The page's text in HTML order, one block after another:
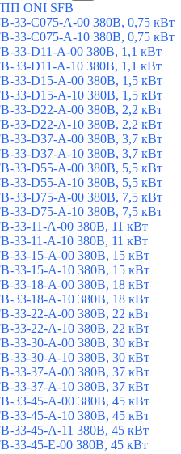
ONI SFB
33-C075-A-00 380В, 0,75 кВт
33-C075-A-10 380В, 0,75 кВт
33-D11-A-00 380В, 1,1 кВт
33-D11-A-10 380В, 1,1 кВт
33-D15-A-00 380В, 1,5 кВт
33-D15-A-10 380В, 1,5 кВт
33-D22-A-00 380В, 2,2 кВт
33-D22-A-10 380В, 2,2 кВт
33-D37-A-00 380В, 3,7 кВт
33-D37-A-10 380В, 3,7 кВт
33-D55-A-00 380В, 5,5 кВт
33-D55-A-10 380В, 5,5 кВт
33-D75-A-00 380В, 7,5 кВт
33-D75-A-10 380В, 7,5 кВт
33-11-A-00 380В, 11 кВт
33-11-A-10 380В, 11 кВт
33-15-A-00 380В, 15 кВт
33-15-A-10 380В, 15 кВт
33-18-A-00 380В, 18 кВт
33-18-A-10 380В, 18 кВт
33-22-A-00 380В, 22 кВт
33-22-A-10 380В, 22 кВт
33-30-A-00 380В, 30 кВт
33-30-A-10 380В, 30 кВт
33-37-A-00 380В, 37 кВт
33-37-A-10 380В, 37 кВт
33-45-A-00 380В, 45 кВт
33-45-A-10 380В, 45 кВт
33-45-A-11 380В, 45 кВт
33-45-E-00 380В, 45 кВт